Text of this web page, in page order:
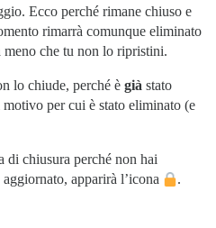
Ecco perché rimane chiuso e
rimarrà comunque eliminato
meno che tu non lo ripristini.
lo chiude, perché è già stato
per cui è stato eliminato (e
di chiusura perché non hai
apparirà l’icona
.